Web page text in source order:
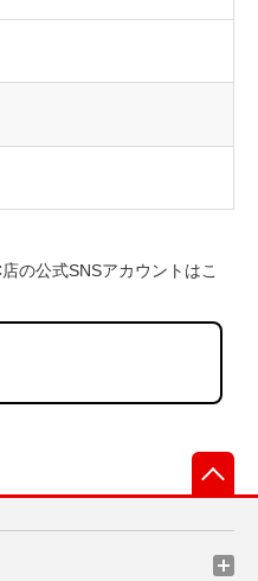
の公式SNSアカウントはこ